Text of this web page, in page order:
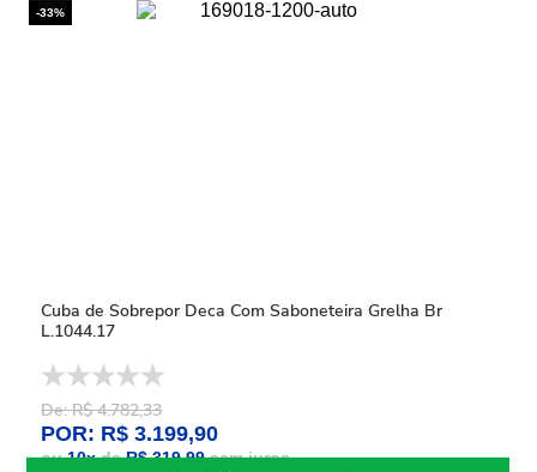
-33%
Cuba de Sobrepor Deca Com Saboneteira Grelha Br
L.1044.17
De: R$ 4.782,33
POR: R$ 3.199,90
ou10xdeR$ 319,99sem juros